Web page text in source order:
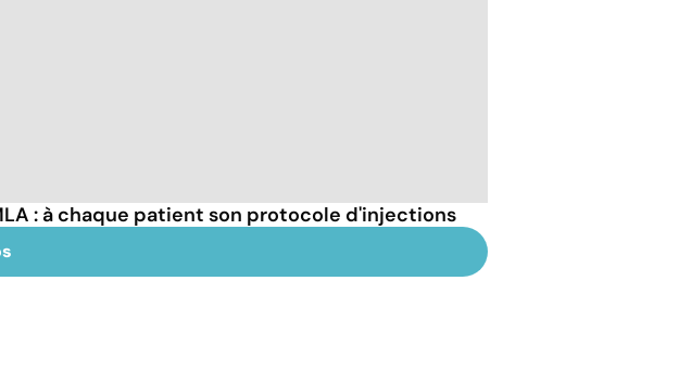
: à chaque patient son protocole d'injections